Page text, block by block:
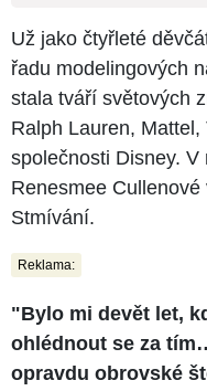
Už jako čtyřleté
řadu modelingových
stala tváří světových
Ralph Lauren,
společnosti Disney.
Renesmee
Stmívání.
Reklama:
"Bylo mi devět let,
ohlédnout se za
opravdu obrovské